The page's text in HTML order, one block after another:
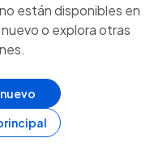
están disponibles en
o explora otras